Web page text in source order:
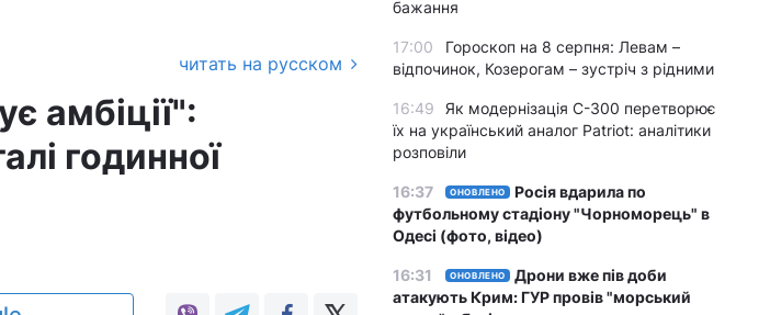
читать на русском
амбіції":
годинної
бажання
17:00
Гороскоп на 8 серпня: Левам –
відпочинок, Козерогам – зустріч з рідними
16:49
Як модернізація С-300 перетворює
їх на український аналог Patriot: аналітики
розповіли
16:37 ОНОВЛЕНО
Росія вдарила по
футбольному стадіону "Чорноморець" в
Одесі (фото, відео)
16:31 ОНОВЛЕНО
Дрони вже пів доби
атакують Крим: ГУР провів "морський